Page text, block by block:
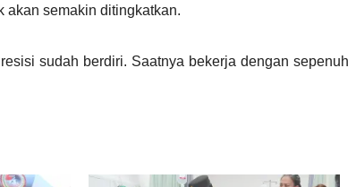
akan semakin ditingkatkan.
sudah berdiri. Saatnya bekerja dengan sepenuh